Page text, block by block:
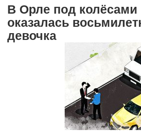
В Орле под колёсами
оказалась
девочка